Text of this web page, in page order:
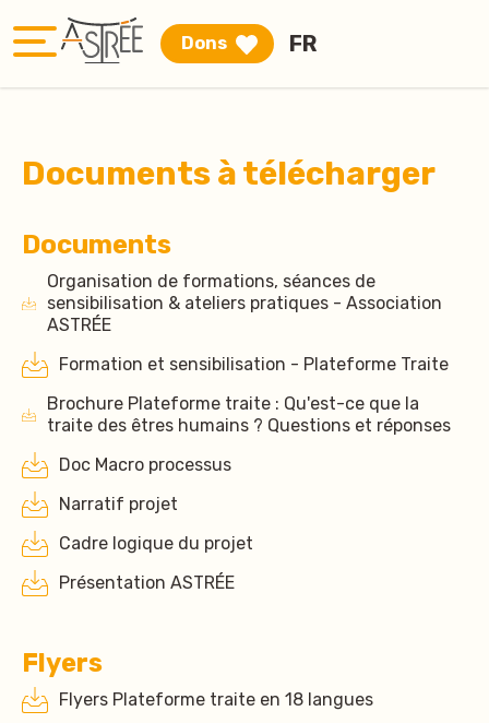
Dons FR
Documents à télécharger
Documents
Organisation de formations, séances de
sensibilisation & ateliers pratiques - Association
ASTRÉE
Formation et sensibilisation - Plateforme Traite
Brochure Plateforme traite : Qu'est-ce que la
traite des êtres humains ? Questions et réponses
Doc Macro processus
Narratif projet
Cadre logique du projet
Présentation ASTRÉE
Flyers
Flyers Plateforme traite en 18 langues